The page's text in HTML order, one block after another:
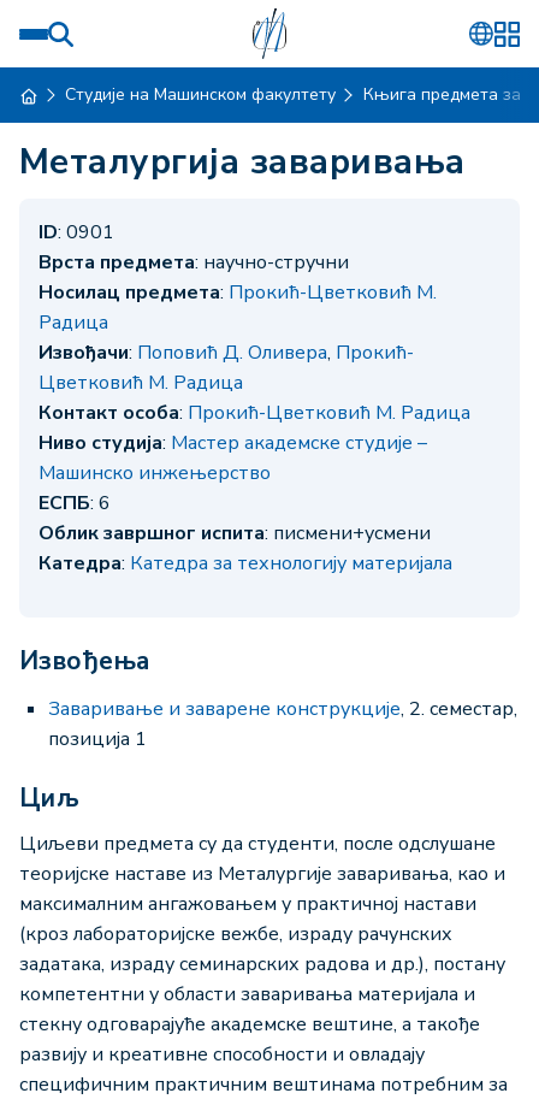
Студије на Машинском факултету Књига предмета за
Металургија заваривања
ID: 0901
Врста предмета: научно-стручни
Носилац предмета: Прокић-Цветковић М.
Радица
Извођачи: Поповић Д. Оливера, Прокић-
Цветковић М. Радица
Контакт особа: Прокић-Цветковић М. Радица
Ниво студија: Мастер академске студије –
Машинско инжењерство
ЕСПБ: 6
Облик завршног испита: писмени+усмени
Катедра: Катедра за технологију материјала
Извођења
Заваривање и заварене конструкције, 2. семестар,
позиција 1
Циљ
Циљеви предмета су да студенти, после одслушане
теоријске наставе из Металургије заваривања, као и
максималним ангажовањем у практичној настави
(кроз лабораторијске вежбе, израду рачунских
задатака, израду семинарских радова и др.), постану
компетентни у области заваривања материјала и
стекну одговарајуће академске вештине, а такође
развију и креативне способности и овладају
специфичним практичним вештинама потребним за